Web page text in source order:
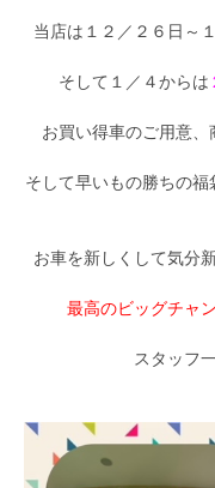
当店は１２／２６日～
そして１／４からは
お買い得車のご用意
そして早いもの勝ちの
お車を新しくして気分
最高のビッグチャ
スタッフ